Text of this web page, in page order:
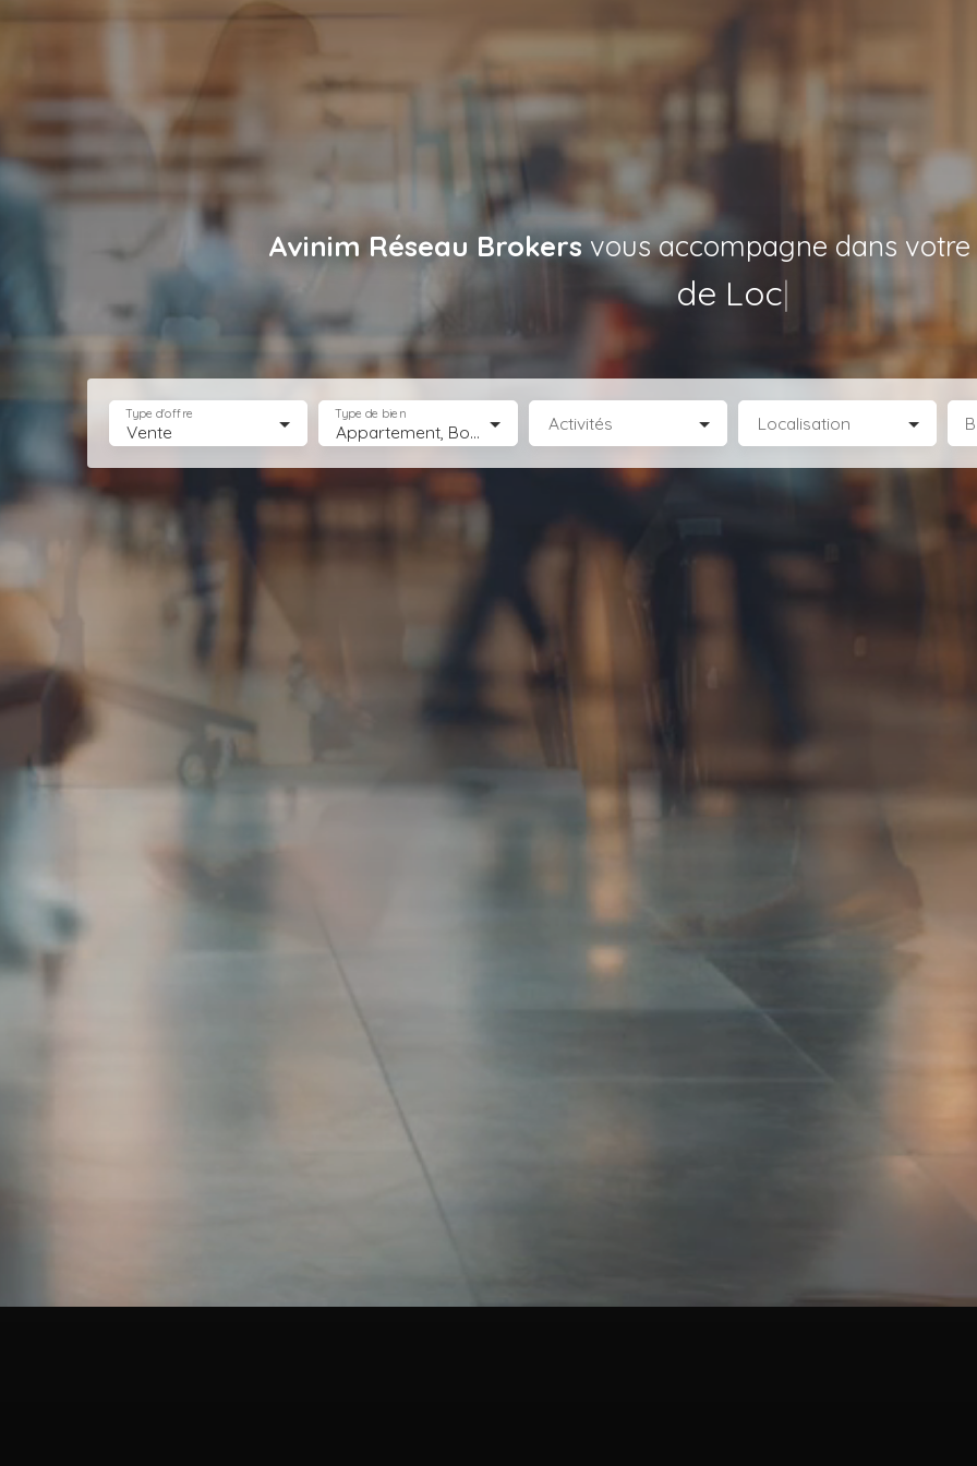
Avinim Réseau Brokersvous accompagne dans
de Locaux d’Activités |
Vente
Type d'offre
Appartement, Boutique, Bureau, Droit au bail, Entrepôt, Fonds de commerce, Hôtel, hébergement, Immeuble, Immobilier Pro, Local commercial, Local professionnel, Local industriel, Magasin, boutique, Terrain Industriel, Terrain Constructible, Transmission d'entreprise
Type de bien Activités Localisation